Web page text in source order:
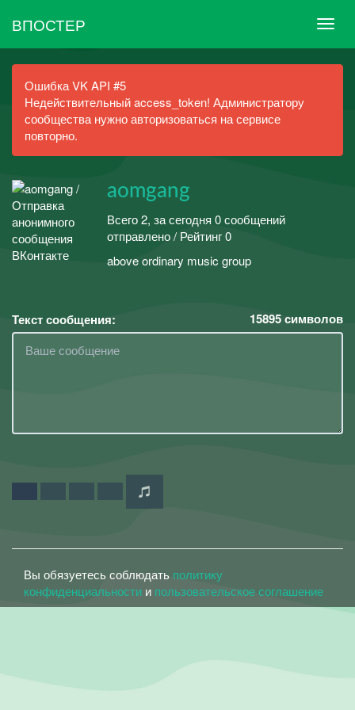
ВПОСТЕР
Ошибка VK API #5
Недействительный access_token! Администратору
сообщества нужно авторизоваться на сервисе
повторно.
aomgang
Всего 2, за сегодня 0 сообщений
отправлено / Рейтинг 0
above ordinary music group
Текст сообщения: 15895символов
Вы обязуетесь соблюдать политику
конфиденциальности и пользовательское соглашение